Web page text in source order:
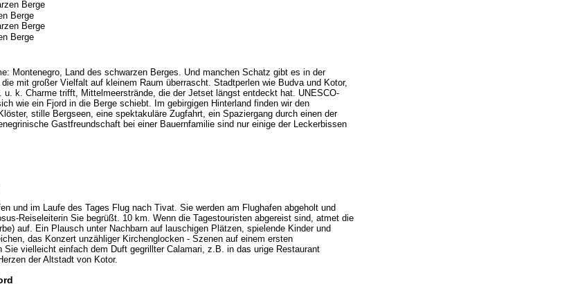
Berge
Berge
Montenegro, Land des schwarzen Berges. Und manchen Schatz gibt es in der
mit großer Vielfalt auf kleinem Raum überrascht. Stadtperlen wie Budva und Kotor,
k. Charme trifft, Mittelmeerstrände, die der Jetset längst entdeckt hat. UNESCO-
wie ein Fjord in die Berge schiebt. Im gebirgigen Hinterland finden wir den
stille Bergseen, eine spektakuläre Zugfahrt, ein Spaziergang durch einen der
Gastfreundschaft bei einer Bauernfamilie sind nur einige der Leckerbissen
und im Laufe des Tages Flug nach Tivat. Sie werden am Flughafen abgeholt und
Reiseleiterin Sie begrüßt. 10 km. Wenn die Tagestouristen abgereist sind, atmet die
auf. Ein Plausch unter Nachbarn auf lauschigen Plätzen, spielende Kinder und
das Konzert unzähliger Kirchenglocken - Szenen auf einem ersten
Sie vielleicht einfach dem Duft gegrillter Calamari, z.B. in das urige Restaurant
der Altstadt von Kotor.